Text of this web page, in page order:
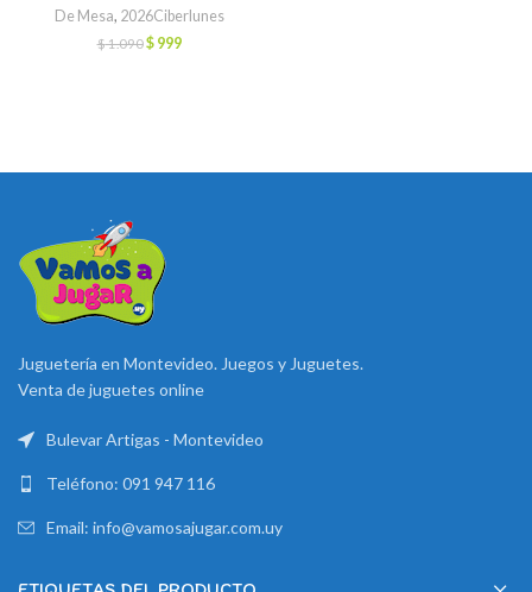
De Mesa, 2026Ciberlunes
$1.090El
$999El
Juguetería en Montevideo. Juegos y Juguetes.
Venta de juguetes online
Bulevar Artigas - Montevideo
Teléfono: 091 947 116
Email: info@vamosajugar.com.uy